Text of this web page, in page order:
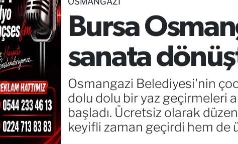
Bursa
sanata
Osmangazi Belediyesi'nin
dolu dolu bir yaz geçirmeleri
başladı. Ücretsiz olarak
keyifli zaman geçirdi hem de
TEKNOLOJİ
CANLI DİNLE
RESMİ İLANLAR
Gencsesfm Canlı Dinle